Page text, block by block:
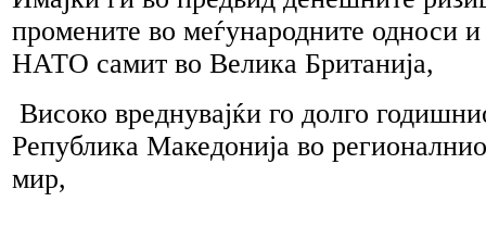
промените во меѓународните односи и
НАТО самит во Велика Британија,
Високо вреднувајќи го долго
Република Македонија во
мир,